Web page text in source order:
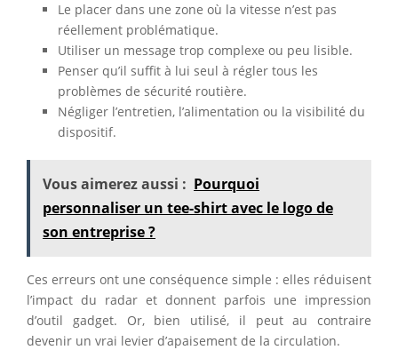
Le placer dans une zone où la vitesse n’est pas
réellement problématique.
Utiliser un message trop complexe ou peu lisible.
Penser qu’il suffit à lui seul à régler tous les
problèmes de sécurité routière.
Négliger l’entretien, l’alimentation ou la visibilité du
dispositif.
Vous aimerez aussi : Pourquoi
personnaliser un tee-shirt avec le logo de
son entreprise ?
Ces erreurs ont une conséquence simple : elles réduisent
l’impact du radar et donnent parfois une impression
d’outil gadget. Or, bien utilisé, il peut au contraire
devenir un vrai levier d’apaisement de la circulation.